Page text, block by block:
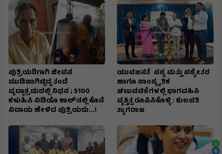
ಪುತ್ರಿಯರಿಗಾಗಿ ಜೀವನ
ಮುಡಿಪಾಗಿಟ್ಟಿದ್ದ ತಂದೆ
ವೃದ್ಧಾಶ್ರಮದಲ್ಲಿ ನಿಧನ ; ₹5100
ಕಳುಹಿಸಿ ವಿಡಿಯೊ ಕಾಲ್‌ನಲ್ಲಿ ಕೊನೆ
ವಿದಾಯ ಹೇಳಿದ ಪುತ್ರಿಯರು...!
ಯುವಜನತೆ ಪಠ್ಯ ಮತ್ತು ಪಠ್ಯೇತರ
ಹಾಗೂ ಸಾಂಸ್ಕೃತಿಕ
ಚಟುವಟಿಕೆಗಳಲ್ಲಿ ಭಾಗವಹಿಸಿ
ವ್ಯಕ್ತಿತ್ವ ರೂಪಿಸಿಕೊಳ್ಳಿ : ಕುಲಪತಿ
ತ್ಯಾಗರಾಜ